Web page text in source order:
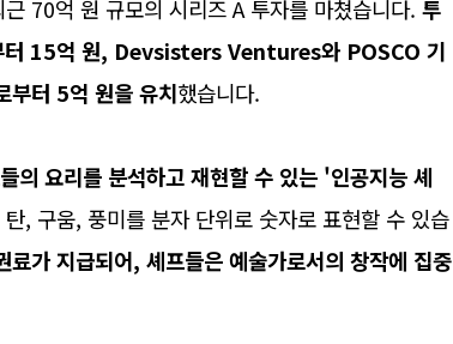
70억 원 규모의 시리즈 A 투자를 마쳤습니다. 투
터 15억 원, Devsisters Ventures와 POSCO 기
부터 5억 원을 유치했습니다.
의 요리를 분석하고 재현할 수 있는 '인공지능 셰
, 구움, 풍미를 분자 단위로 숫자로 표현할 수 있습
가 지급되어, 셰프들은 예술가로서의 창작에 집중